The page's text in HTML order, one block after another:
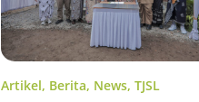
Artikel, Berita, News, TJSL